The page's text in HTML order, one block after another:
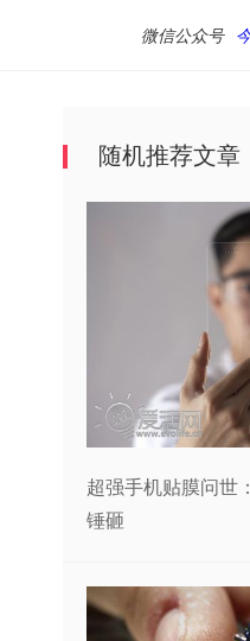
微信公众号
随机推荐文章
超强手机贴膜问世
锤砸